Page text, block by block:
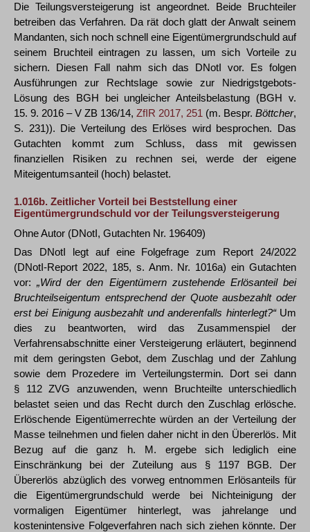
Die Teilungsversteigerung ist angeordnet. Beide Bruchteiler
betreiben das Verfahren. Da rät doch glatt der Anwalt seinem
Mandanten, sich noch schnell eine Eigentümergrundschuld auf
seinem Bruchteil eintragen zu lassen, um sich Vorteile zu
sichern. Diesen Fall nahm sich das DNotI vor. Es folgen
Ausführungen zur Rechtslage sowie zur Niedrigstgebots-
Lösung des BGH bei ungleicher Anteilsbelastung (BGH v.
15. 9. 2016 – V ZB 136/14, ZfIR 2017, 251 (m. Bespr. Böttcher,
S. 231)). Die Verteilung des Erlöses wird besprochen. Das
Gutachten kommt zum Schluss, dass mit gewissen
finanziellen Risiken zu rechnen sei, werde der eigene
Miteigentumsanteil (hoch) belastet.
1.016b. Zeitlicher Vorteil bei Beststellung einer
Eigentümergrundschuld vor der Teilungsversteigerung
Ohne Autor (DNotI, Gutachten Nr. 196409)
Das DNotI legt auf eine Folgefrage zum Report 24/2022
(DNotI-Report 2022, 185, s. Anm. Nr. 1016a) ein Gutachten
vor:„Wird der den Eigentümern zustehende Erlösanteil bei
Bruchteilseigentum entsprechend der Quote ausbezahlt oder
erst bei Einigung ausbezahlt und anderenfalls hinterlegt?“Um
dies zu beantworten, wird das Zusammenspiel der
Verfahrensabschnitte einer Versteigerung erläutert, beginnend
mit dem geringsten Gebot, dem Zuschlag und der Zahlung
sowie dem Prozedere im Verteilungstermin. Dort sei dann
§ 112 ZVG anzuwenden, wenn Bruchteilte unterschiedlich
belastet seien und das Recht durch den Zuschlag erlösche.
Erlöschende Eigentümerrechte würden an der Verteilung der
Masse teilnehmen und fielen daher nicht in den Übererlös. Mit
Bezug auf die ganz h. M. ergebe sich lediglich eine
Einschränkung bei der Zuteilung aus § 1197 BGB. Der
Übererlös abzüglich des vorweg entnommen Erlösanteils für
die Eigentümergrundschuld werde bei Nichteinigung der
vormaligen Eigentümer hinterlegt, was jahrelange und
kostenintensive Folgeverfahren nach sich ziehen könnte. Der